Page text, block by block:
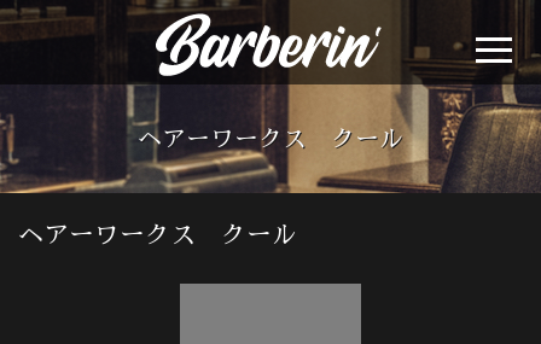
ヘアーワークス クール
ヘアーワークス クール